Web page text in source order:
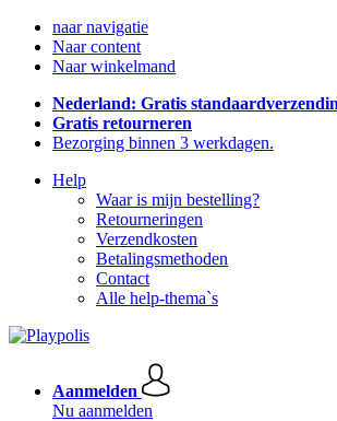
naar navigatie
Naar content
Naar winkelmand
Nederland: Gratis
Gratis retourneren
Bezorging binnen 3 werkdagen.
Help
Waar is mijn bestelling?
Retourneringen
Verzendkosten
Betalingsmethoden
Contact
Alle help-thema`s
Aanmelden
Nu aanmelden